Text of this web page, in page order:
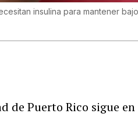
insulina para mantener
de Puerto Rico sigue